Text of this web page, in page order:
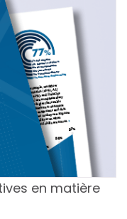
en matière